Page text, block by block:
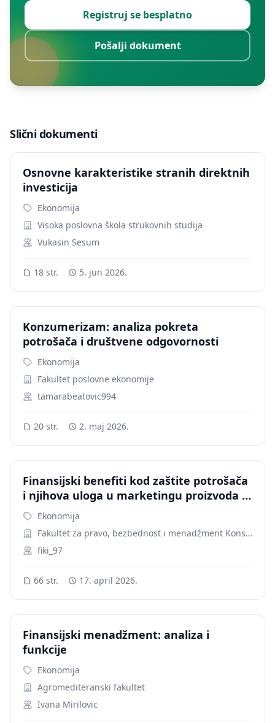
Registruj se besplatno
Pošalji dokument
Slični dokumenti
Osnovne karakteristike stranih direktnih
investicija
Ekonomija
Visoka poslovna škola strukovnih studija
Vukasin Sesum
18 str. 5. jun 2026.
Konzumerizam: analiza pokreta
potrošača i društvene odgovornosti
Ekonomija
Fakultet poslovne ekonomije
tamarabeatovic994
20 str. 2. maj 2026.
Finansijski benefiti kod zaštite potrošača
i njihova uloga u marketingu proizvoda i
uslugaEkonomija
Fakultet za pravo, bezbednost i menadžment Konstantin Veliki
fiki_97
66 str. 17. april 2026.
Finansijski menadžment: analiza i
funkcije
Ekonomija
Agromediteranski fakultet
Ivana Mirilovic